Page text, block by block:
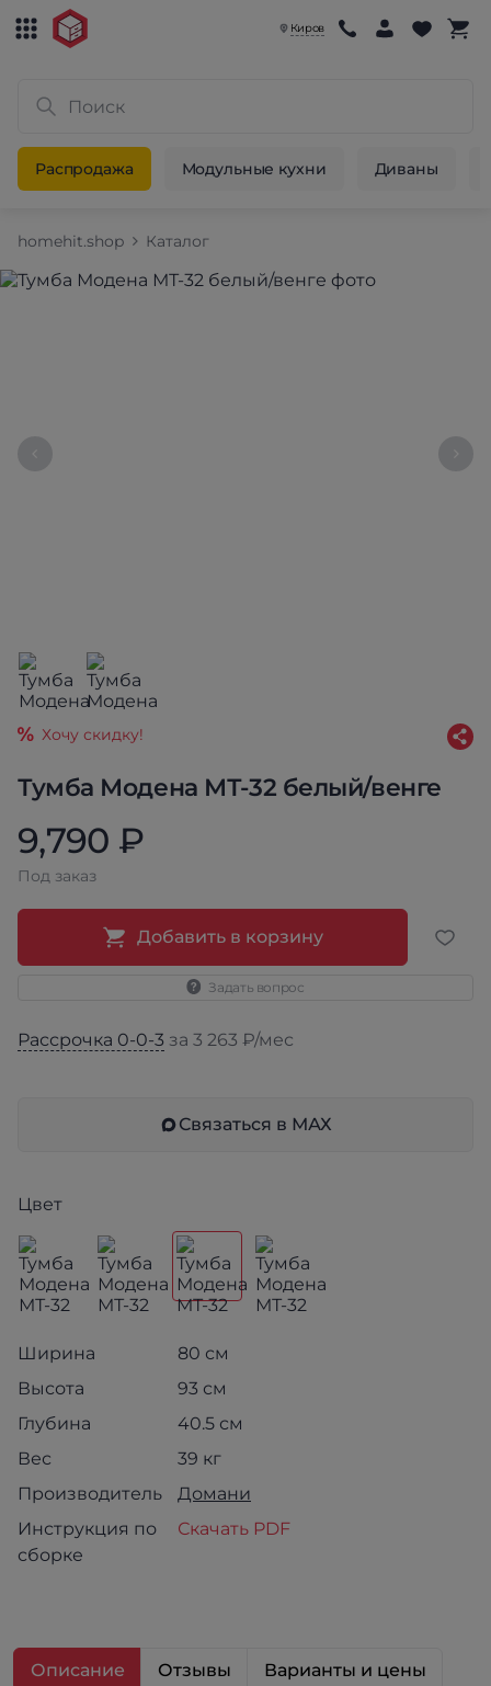
Киров
Распродажа Модульные кухни Диваны
homehit.shop Каталог
Тумба Модена МТ-32 белый/венге
Хочу скидку!
9,790 ₽
Под заказ
Добавить в корзину
Задать вопрос
Рассрочка 0-0-3 за 3 263 ₽/мес
Связаться в МАХ
Цвет
Ширина
80 см
Высота
93 см
Глубина
40.5 см
Вес
39 кг
Производитель
Домани
Инструкция по
сборке
Скачать PDF
Описание Отзывы Варианты и цены